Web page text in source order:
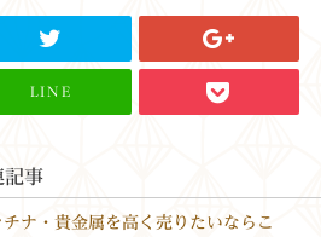
LINE
記事
チナ・貴金属を高く売りたいならこ